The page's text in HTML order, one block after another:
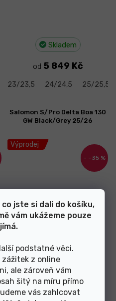
jste si dali do košíku,
vám ukážeme pouze
podstatné věci.
zážitek z online
ale zároveň vám
šitý na míru přímo
vás zahlcovat
Skladem
od 5 849 Kč
23/23,5 24/24,5 25/25,5
Výprodej
–35 %
Salomon S/Pro Delta Boa 130
GW Black/Grey 25/26
od10 849 Kč
29/29,5